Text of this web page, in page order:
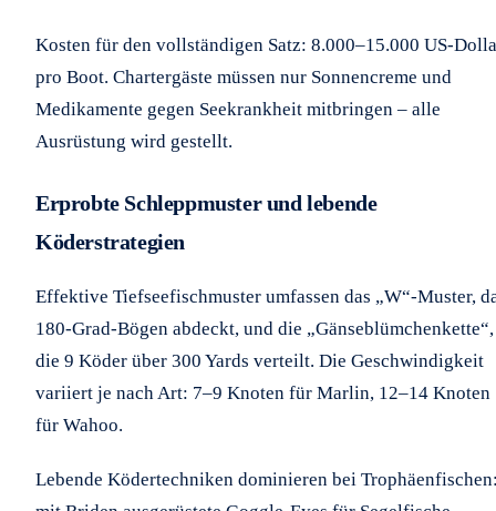
Kosten für den vollständigen Satz: 8.000–15.000 US-
pro Boot. Chartergäste müssen nur Sonnencreme und
Medikamente gegen Seekrankheit mitbringen – alle
Ausrüstung wird gestellt.
Erprobte Schleppmuster und lebende
Köderstrategien
Effektive Tiefseefischmuster umfassen das „W“-Muster,
180-Grad-Bögen abdeckt, und die „Gänseblümchenkette“,
die 9 Köder über 300 Yards verteilt. Die Geschwindigkeit
variiert je nach Art: 7–9 Knoten für Marlin, 12–14 Knoten
für Wahoo.
Lebende Ködertechniken dominieren bei